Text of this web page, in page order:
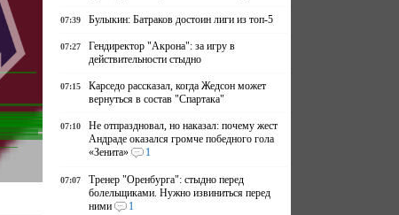
07:39 Булыкин: Батраков достоин лиги из топ-5
07:27
Гендиректор "Акрона": за игру в
действительности стыдно
07:15
Карседо рассказал, когда Жедсон может
вернуться в состав "Спартака"
07:10
Не отпраздновал, но наказал: почему жест
Андраде оказался громче победного гола
«Зенита»
1
07:07
Тренер "Оренбурга": стыдно перед
болельщиками. Нужно извиниться перед
ними
1